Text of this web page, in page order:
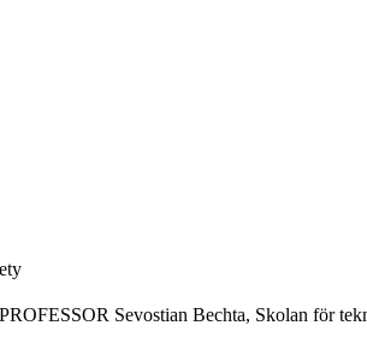
Sevostian Bechta, Skolan för